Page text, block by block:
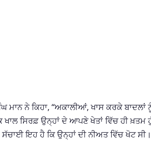
ਨੇ ਕਿਹਾ, “ਅਕਾਲੀਆਂ, ਖਾਸ ਕਰਕੇ ਬਾਦਲਾਂ
ਖਾਲ ਸਿਰਫ਼ ਉਨ੍ਹਾਂ ਦੇ ਆਪਣੇ ਖੇਤਾਂ ਵਿੱਚ ਹੀ ਖ਼ਤਮ
ਇਹ ਹੈ ਕਿ ਉਨ੍ਹਾਂ ਦੀ ਨੀਅਤ ਵਿੱਚ ਖੋਟ ਸੀ।